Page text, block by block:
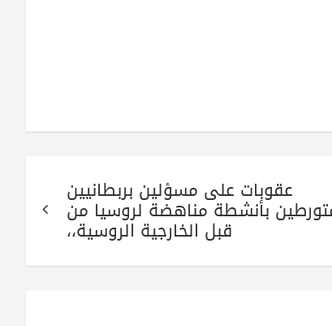
عقوبات على مسؤلين بربطانيين
بأنشطة مناهضة لروسيا من
قبل الخارجية الروسية،،